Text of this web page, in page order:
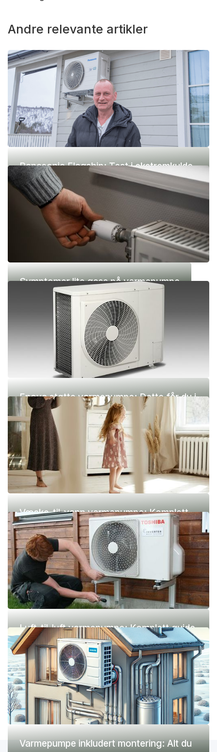
Andre relevante artikler
Panasonic Flagship: Test i ekstremkulde
(-42 °C)
Symptomer lite gass på varmepumpe
Enova støtte varmepumpe: Dette får du i
2026
Væske-til-vann varmepumpe: Komplett
guide (pris, fordeler og ulemper)
Luft-til-luft varmepumpe: Komplett guide
(pris, fordeler og ulemper)
Varmepumpe inkludert montering: Alt du